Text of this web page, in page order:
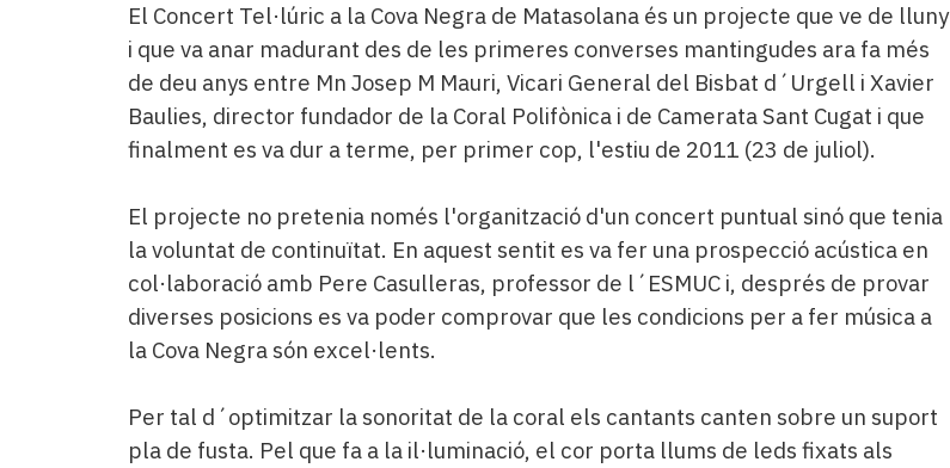
El Concert Tel·lúric a la Cova Negra de Matasolana és un projecte que ve de lluny
i que va anar madurant des de les primeres converses mantingudes ara fa més
de deu anys entre Mn Josep M Mauri, Vicari General del Bisbat d´Urgell i Xavier
Baulies, director fundador de la Coral Polifònica i de Camerata Sant Cugat i que
finalment es va dur a terme, per primer cop, l'estiu de 2011 (23 de juliol).
El projecte no pretenia només l'organització d'un concert puntual sinó que tenia
la voluntat de continuïtat. En aquest sentit es va fer una prospecció acústica en
col·laboració amb Pere Casulleras, professor de l´ESMUC i, després de provar
diverses posicions es va poder comprovar que les condicions per a fer música a
la Cova Negra són excel·lents.
Per tal d´optimitzar la sonoritat de la coral els cantants canten sobre un suport
pla de fusta. Pel que fa a la il·luminació, el cor porta llums de leds fixats als